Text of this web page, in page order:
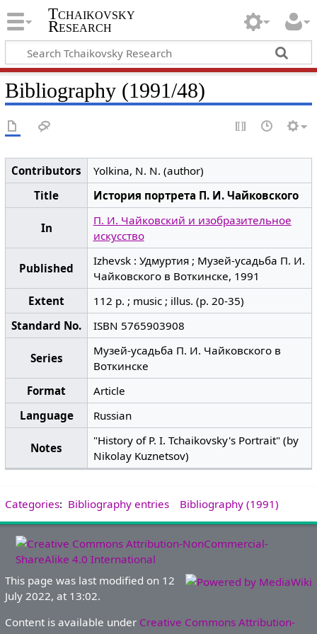
Tchaikovsky
Research
Bibliography (1991/48)
Contributors
Yolkina, N. N. (author)
Title
История портрета П. И. Чайковского
In
П. И. Чайковский и изобразительное
искусство
Published
Izhevsk : Удмуртия ; Музей-усадьба П. И.
Чайковского в Воткинске, 1991
Extent
112 p. ; music ; illus. (p. 20-35)
Standard No.
ISBN 5765903908
Series
Музей-усадьба П. И. Чайковского в
Воткинске
Format
Article
Language
Russian
Notes
"History of P. I. Tchaikovsky's Portrait" (by
Nikolay Kuznetsov)
Categories: Bibliography entries Bibliography (1991)
This page was last modified on 12
July 2022, at 13:02.
Content is available under Creative Commons Attribution-